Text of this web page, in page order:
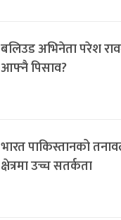
बलिउड अभिनेता परेश
आफ्नै पिसाव?
भारत पाकिस्तानको
क्षेत्रमा उच्च सतर्कता